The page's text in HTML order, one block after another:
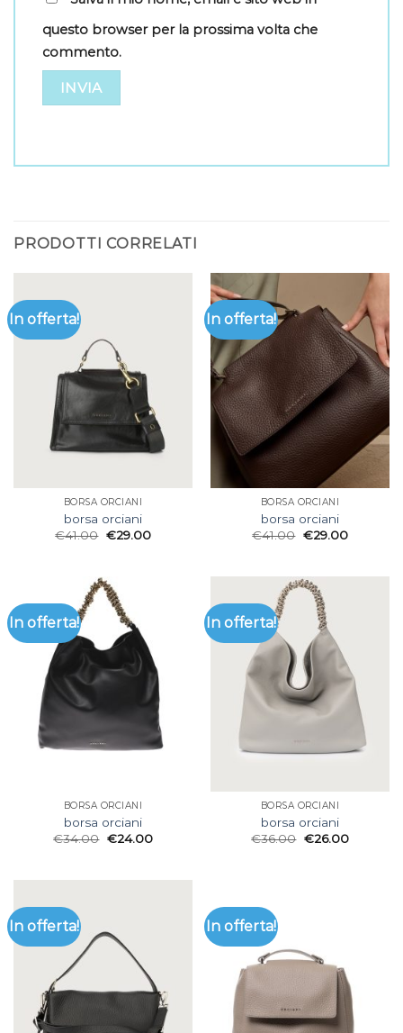
questo browser per la prossima volta che
commento.
PRODOTTI CORRELATI
In offerta!
BORSA ORCIANI
borsa orciani
€41.00 €29.00
In offerta!
BORSA ORCIANI
borsa orciani
€41.00 €29.00
In offerta!
BORSA ORCIANI
borsa orciani
€34.00 €24.00
In offerta!
BORSA ORCIANI
borsa orciani
€36.00 €26.00
In offerta! In offerta!